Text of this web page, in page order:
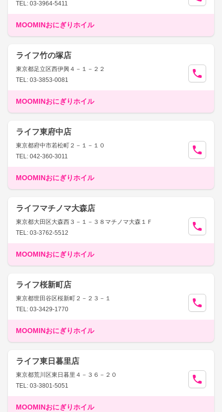
TEL: 03-3964-5411
MOOMINおにぎりホイル
ライフ竹の塚店
東京都足立区西伊興４－１－２２
TEL: 03-3853-0081
MOOMINおにぎりホイル
ライフ東府中店
東京都府中市若松町２－１－１０
TEL: 042-360-3011
MOOMINおにぎりホイル
ライフマチノマ大森店
東京都大田区大森西３－１－３８マチノマ大森１Ｆ
TEL: 03-3762-5512
MOOMINおにぎりホイル
ライフ桜新町店
東京都世田谷区桜新町２－２３－１
TEL: 03-3429-1770
MOOMINおにぎりホイル
ライフ東日暮里店
東京都荒川区東日暮里４－３６－２０
TEL: 03-3801-5051
MOOMINおにぎりホイル